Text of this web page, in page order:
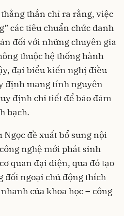
thắn chỉ ra rằng, việc
các tiêu chuẩn chức danh
đối với những chuyên gia
thuộc hệ thống hành
đại biểu kiến nghị điều
định mang tính nguyên
định chi tiết để bảo đảm
bạch.
Ngọc đề xuất bổ sung nội
nghệ mới phát sinh
quan đại diện, qua đó tạo
đối ngoại chủ động thích
của khoa học – công